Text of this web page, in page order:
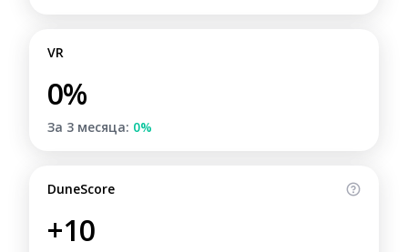
VR
0%
За 3 месяца: 0%
DuneScore
+10